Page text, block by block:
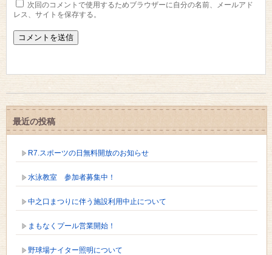
次回のコメントで使用するためブラウザーに自分の名前、メールアド
レス、サイトを保存する。
最近の投稿
R7.スポーツの日無料開放のお知らせ
水泳教室 参加者募集中！
中之口まつりに伴う施設利用中止について
まもなくプール営業開始！
野球場ナイター照明について